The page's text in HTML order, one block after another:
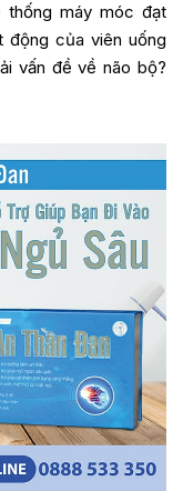
thống máy móc đạt
động của viên uống
vấn đề về não bộ?